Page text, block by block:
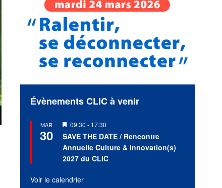
Évènements CLIC à venir
MAR
30
Mis
en
avant
09:30 - 17:30
SAVE THE DATE / Rencontre
Annuelle Culture & Innovation(s)
2027 du CLIC
Voir le calendrier